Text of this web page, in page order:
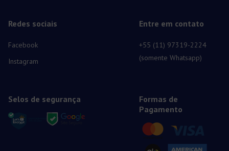
Redes sociais
Facebook
Instagram
Entre em contato
+55 (11) 97319-2224
(somente Whatsapp)
Selos de segurança
Formas de
Pagamento